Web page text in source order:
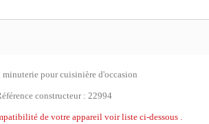
pour cuisinière d'occasion
constructeur : 22994
de votre appareil voir liste ci-dessous .